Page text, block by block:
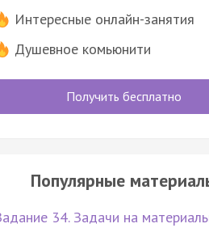
Интересные онлайн-занятия
Душевное комьюнити
Получить бесплатно
Популярные
34. Задачи на